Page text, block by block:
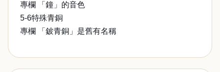
專欄 「鐘」的音色
5-6特殊青銅
專欄 「鈹青銅」是舊有名稱